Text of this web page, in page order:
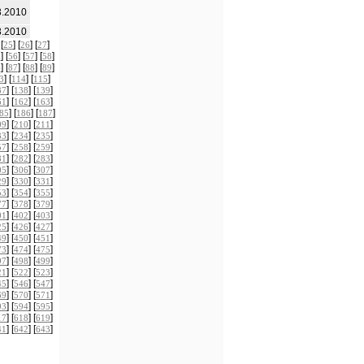
25] [26] [27]
] [56] [57] [58]
] [87] [88] [89]
] [114] [115]
] [138] [139]
] [162] [163]
] [186] [187]
] [210] [211]
] [234] [235]
] [258] [259]
] [282] [283]
] [306] [307]
] [330] [331]
] [354] [355]
] [378] [379]
] [402] [403]
] [426] [427]
] [450] [451]
] [474] [475]
] [498] [499]
] [522] [523]
] [546] [547]
] [570] [571]
] [594] [595]
] [618] [619]
] [642] [643]